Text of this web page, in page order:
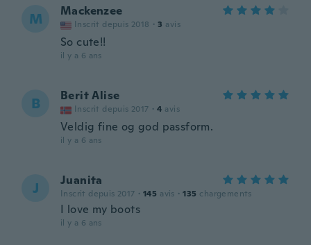
M Mackenzee
Inscrit depuis 2018 · 3 avis
So cute!!
il y a 6 ans
B Berit Alise
Inscrit depuis 2017 · 4 avis
Veldig fine og god passform.
il y a 6 ans
J Juanita
Inscrit depuis 2017 · 145 avis · 135 chargements
I love my boots
il y a 6 ans